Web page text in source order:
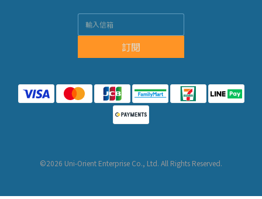
訂閱
©2026 Uni-Orient Enterprise Co., Ltd. All Rights Reserved.